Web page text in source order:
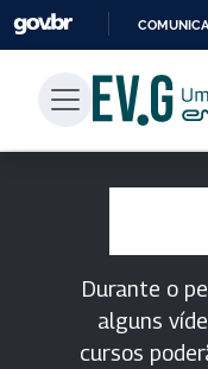
Durante o
alguns
cursos